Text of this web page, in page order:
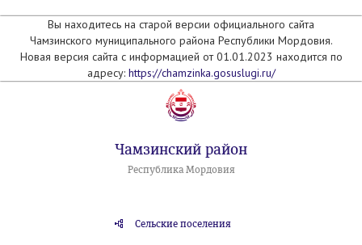
Вы находитесь на старой версии официального сайта
Чамзинского муниципального района Республики Мордовия.
Новая версия сайта с информацией от 01.01.2023 находится по
адресу: https://chamzinka.gosuslugi.ru/
Чамзинский район
Республика Мордовия
Сельские поселения